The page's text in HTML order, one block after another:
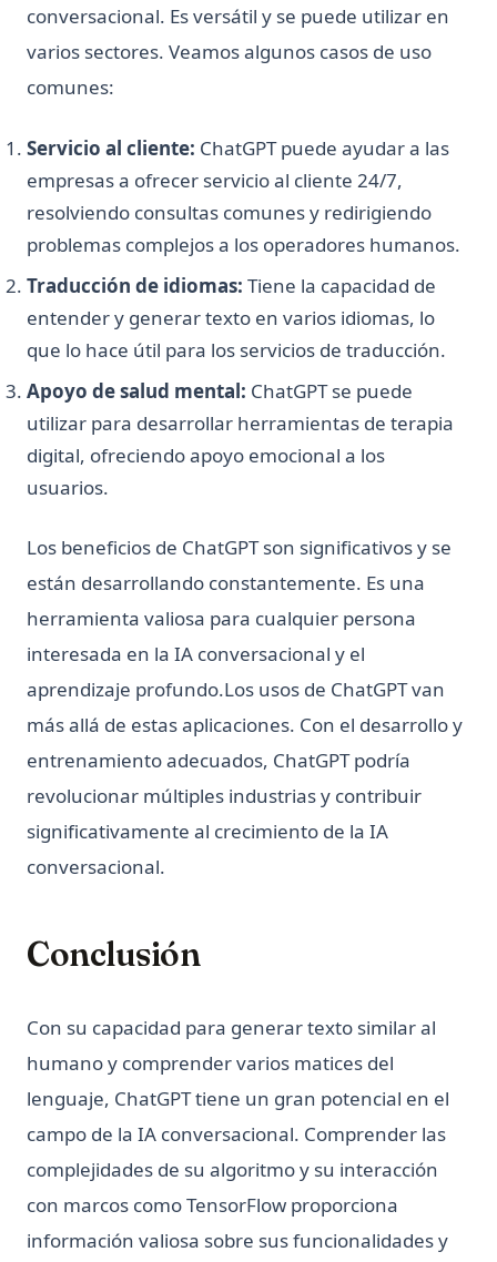
conversacional. Es versátil y se puede utilizar en
varios sectores. Veamos algunos casos de uso
comunes:
Servicio al cliente: ChatGPT puede ayudar a las
empresas a ofrecer servicio al cliente 24/7,
resolviendo consultas comunes y redirigiendo
problemas complejos a los operadores humanos.
Traducción de idiomas: Tiene la capacidad de
entender y generar texto en varios idiomas, lo
que lo hace útil para los servicios de traducción.
Apoyo de salud mental: ChatGPT se puede
utilizar para desarrollar herramientas de terapia
digital, ofreciendo apoyo emocional a los
usuarios.
Los beneficios de ChatGPT son significativos y se
están desarrollando constantemente. Es una
herramienta valiosa para cualquier persona
interesada en la IA conversacional y el
aprendizaje profundo.Los usos de ChatGPT van
más allá de estas aplicaciones. Con el desarrollo y
entrenamiento adecuados, ChatGPT podría
revolucionar múltiples industrias y contribuir
significativamente al crecimiento de la IA
conversacional.
Conclusión
Con su capacidad para generar texto similar al
humano y comprender varios matices del
lenguaje, ChatGPT tiene un gran potencial en el
campo de la IA conversacional. Comprender las
complejidades de su algoritmo y su interacción
con marcos como TensorFlow proporciona
información valiosa sobre sus funcionalidades y